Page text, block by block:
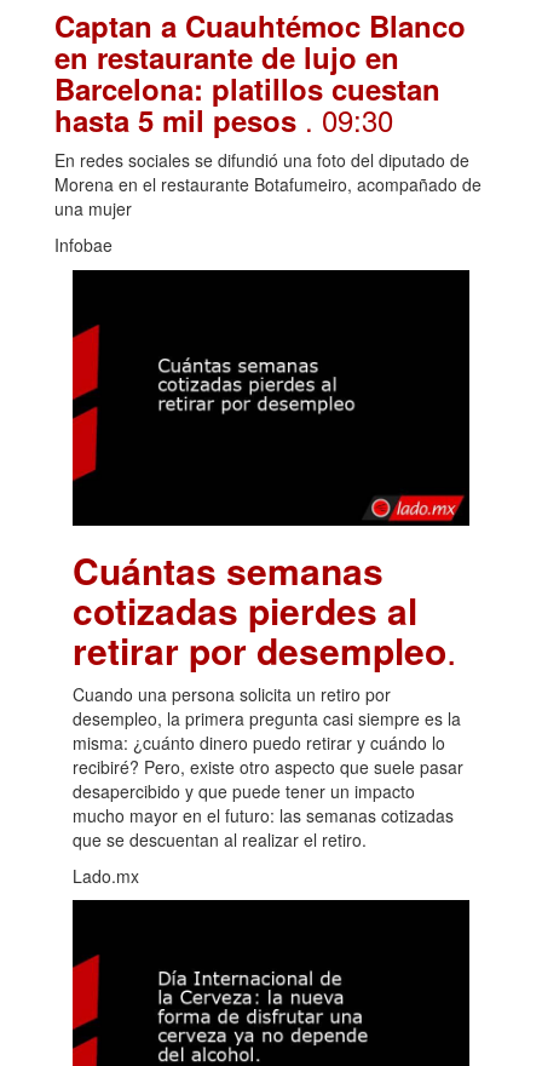
Captan a Cuauhtémoc Blanco
en restaurante de lujo en
Barcelona: platillos cuestan
hasta 5 mil pesos . 09:30
En redes sociales se difundió una foto del diputado de
Morena en el restaurante Botafumeiro, acompañado de
una mujer
Infobae
Cuántas semanas
cotizadas pierdes al
retirar por desempleo.
Cuando una persona solicita un retiro por
desempleo, la primera pregunta casi siempre es la
misma: ¿cuánto dinero puedo retirar y cuándo lo
recibiré? Pero, existe otro aspecto que suele pasar
desapercibido y que puede tener un impacto
mucho mayor en el futuro: las semanas cotizadas
que se descuentan al realizar el retiro.
Lado.mx